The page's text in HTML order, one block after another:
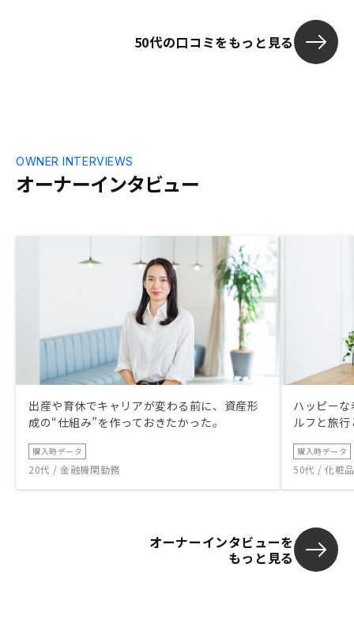
受けられれば
いて知ったが
ば、頭金など
50代の口コミをもっと見る
オーナーインタビュー
OWNER INTERVIEWS
出産や育休でキャリアが変わる前に、資産形
成の“仕組み”を作っておきたかった。
購入時データ
20代 / 金融機関勤務
ハッピー
ルフと旅
購入時データ
50代 / 化粧
オーナーインタビューを
もっと見る